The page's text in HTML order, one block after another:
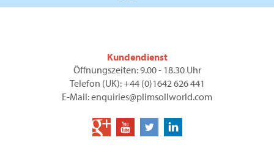
Kundendienst
Öffnungszeiten: 9.00 - 18.30 Uhr
Telefon (UK): +44 (0)1642 626 441
E-Mail: enquiries@plimsollworld.com